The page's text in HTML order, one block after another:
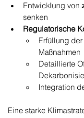
Entwicklung von
senken
Regulatorische
Erfüllung der
Maßnahmen
Detaillierte
Integration
Eine starke